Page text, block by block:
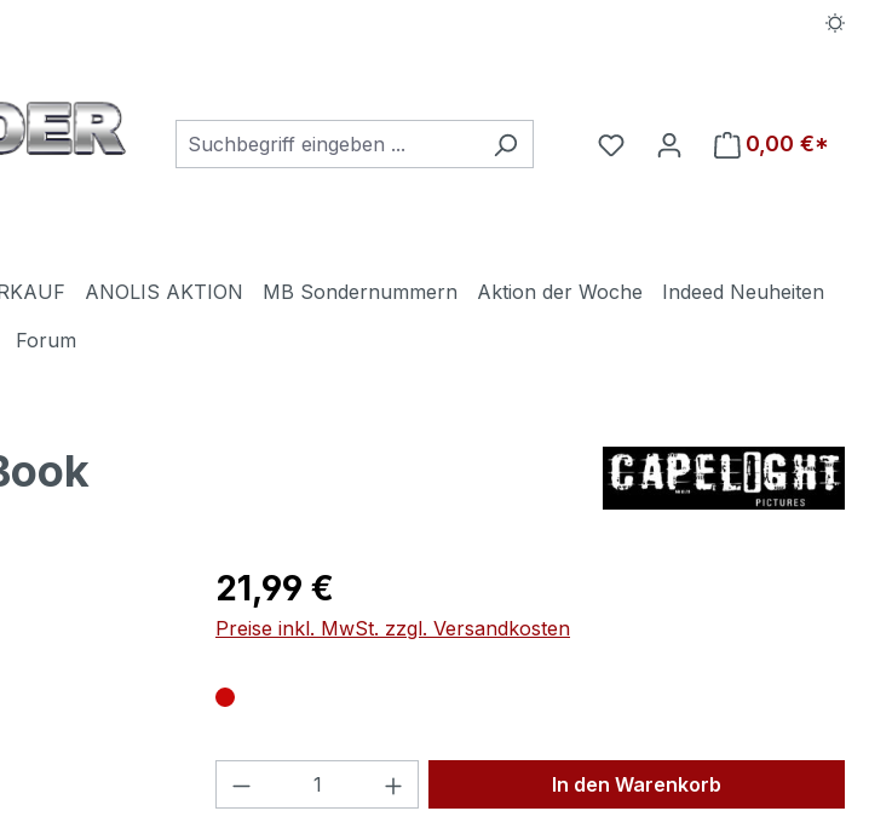
Du hast 0 Produkte auf
0,00 €*
ANOLIS AKTION MB Sondernummern Aktion der Woche
Indeed Neuheiten
Forum
Regulärer Preis:
21,99 €
Preise inkl. MwSt. zzgl. Versandkosten
Produkt Anzahl: Gib den gewünschten Wert
In den Warenkorb